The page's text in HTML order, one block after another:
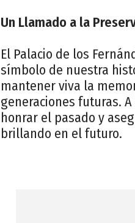
Un Llamado a la
El Palacio de los
símbolo de nuestra
mantener viva la
generaciones futuras.
honrar el pasado y
brillando en el futuro.